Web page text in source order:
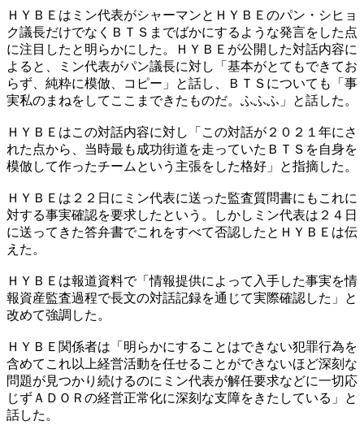
ＨＹＢＥはミン代表がシャーマンとＨＹＢＥのパン・シヒョ
ク議長だけでなくＢＴＳまでばかにするような発言をした点
に注目したと明らかにした。ＨＹＢＥが公開した対話内容に
よると、ミン代表がパン議長に対し「基本がとてもできてお
らず、純粋に模倣、コピー」と話し、ＢＴＳについても「事
実私のまねをしてここまできたものだ。ふふふ」と話した。
ＨＹＢＥはこの対話内容に対し「この対話が２０２１年にさ
れた点から、当時最も成功街道を走っていたＢＴＳを自身を
模倣して作ったチームという主張をした格好」と指摘した。
ＨＹＢＥは２２日にミン代表に送った監査質問書にもこれに
対する事実確認を要求したという。しかしミン代表は２４日
に送ってきた答弁書でこれをすべて否認したとＨＹＢＥは伝
えた。
ＨＹＢＥは報道資料で「情報提供によって入手した事実を情
報資産監査過程で長文の対話記録を通じて実際確認した」と
改めて強調した。
ＨＹＢＥ関係者は「明らかにすることはできない犯罪行為を
含めてこれ以上経営活動を任せることができないほど深刻な
問題が見つかり続けるのにミン代表が解任要求などに一切応
じずＡＤＯＲの経営正常化に深刻な支障をきたしている」と
話した。